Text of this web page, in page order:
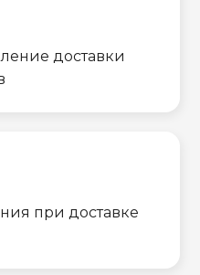
доставки
при доставке